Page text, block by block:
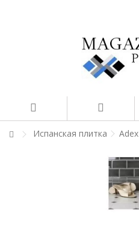
Испанская плитка Adex